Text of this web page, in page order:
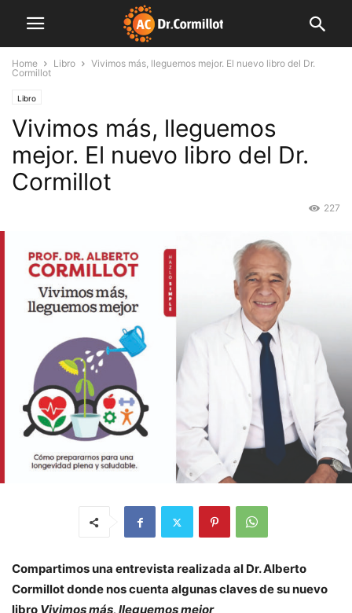
Home Libro
Vivimos más, lleguemos mejor. El nuevo libro del Dr.
Cormillot
Libro
Vivimos más, lleguemos
mejor. El nuevo libro del Dr.
Cormillot
227
Compartimos una entrevista realizada al Dr. Alberto
Cormillot donde nos cuenta algunas claves de su nuevo
libro Vivimos más, lleguemos mejor